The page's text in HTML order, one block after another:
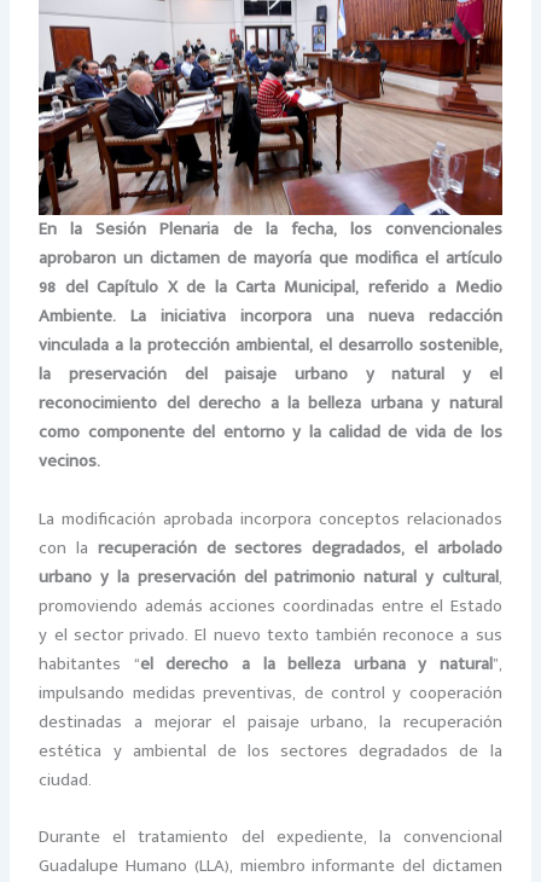
En la Sesión Plenaria de la fecha, los convencionales
aprobaron un dictamen de mayoría que modifica el artículo
98 del Capítulo X de la Carta Municipal, referido a Medio
Ambiente. La iniciativa incorpora una nueva redacción
vinculada a la protección ambiental, el desarrollo sostenible,
la preservación del paisaje urbano y natural y el
reconocimiento del derecho a la belleza urbana y natural
como componente del entorno y la calidad de vida de los
vecinos.
La modificación aprobada incorpora conceptos relacionados
con la recuperación de sectores degradados, el arbolado
urbano y la preservación del patrimonio natural y cultural,
promoviendo además acciones coordinadas entre el Estado
y el sector privado. El nuevo texto también reconoce a sus
habitantes “el derecho a la belleza urbana y natural”,
impulsando medidas preventivas, de control y cooperación
destinadas a mejorar el paisaje urbano, la recuperación
estética y ambiental de los sectores degradados de la
ciudad.
Durante el tratamiento del expediente, la convencional
Guadalupe Humano (LLA), miembro informante del dictamen